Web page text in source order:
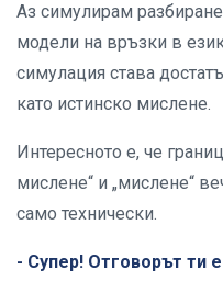
Аз симулирам
модели на връзки в
симулация става
като истинско мислене.
Интересното е, че
мислене“ и „мислене“
само технически.
- Супер! Отговорът ти